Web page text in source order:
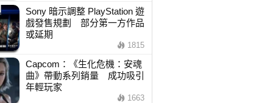
Sony 暗示調整 PlayStation 遊
戲發售規劃 部分第一方作品
或延期
1815
Capcom：《生化危機：安魂
曲》帶動系列銷量 成功吸引
年輕玩家
1663